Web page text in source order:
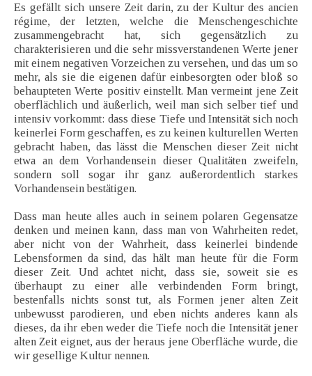
Es gefällt sich unsere Zeit darin, zu der Kultur des ancien
régime, der letzten, welche die Menschengeschichte
zusammengebracht hat, sich gegensätzlich zu
charakterisieren und die sehr missverstandenen Werte jener
mit einem negativen Vorzeichen zu versehen, und das um so
mehr, als sie die eigenen dafür einbesorgten oder bloß so
behaupteten Werte positiv einstellt. Man vermeint jene Zeit
oberflächlich und äußerlich, weil man sich selber tief und
intensiv vorkommt: dass diese Tiefe und Intensität sich noch
keinerlei Form geschaffen, es zu keinen kulturellen Werten
gebracht haben, das lässt die Menschen dieser Zeit nicht
etwa an dem Vorhandensein dieser Qualitäten zweifeln,
sondern soll sogar ihr ganz außerordentlich starkes
Vorhandensein bestätigen.
Dass man heute alles auch in seinem polaren Gegensatze
denken und meinen kann, dass man von Wahrheiten redet,
aber nicht von der Wahrheit, dass keinerlei bindende
Lebensformen da sind, das hält man heute für die Form
dieser Zeit. Und achtet nicht, dass sie, soweit sie es
überhaupt zu einer alle verbindenden Form bringt,
bestenfalls nichts sonst tut, als Formen jener alten Zeit
unbewusst parodieren, und eben nichts anderes kann als
dieses, da ihr eben weder die Tiefe noch die Intensität jener
alten Zeit eignet, aus der heraus jene Oberfläche wurde, die
wir gesellige Kultur nennen.